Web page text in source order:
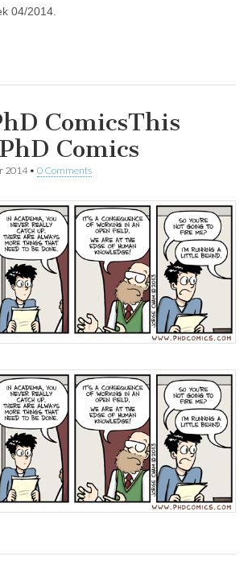
04/2014.
ComicsThis
Comics
2014• 0 Comments